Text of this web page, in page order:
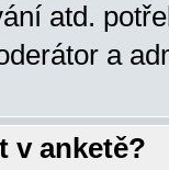
atd.
a
v anketě?